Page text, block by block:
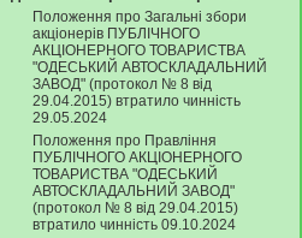
Положення про Загальні збори
акціонерів ПУБЛІЧНОГО
АКЦІОНЕРНОГО ТОВАРИСТВА
"ОДЕСЬКИЙ АВТОСКЛАДАЛЬНИЙ
ЗАВОД" (протокол № 8 від
29.04.2015) втратило чинність
29.05.2024
Положення про Правління
ПУБЛІЧНОГО АКЦІОНЕРНОГО
ТОВАРИСТВА "ОДЕСЬКИЙ
АВТОСКЛАДАЛЬНИЙ ЗАВОД"
(протокол № 8 від 29.04.2015)
втратило чинність 09.10.2024